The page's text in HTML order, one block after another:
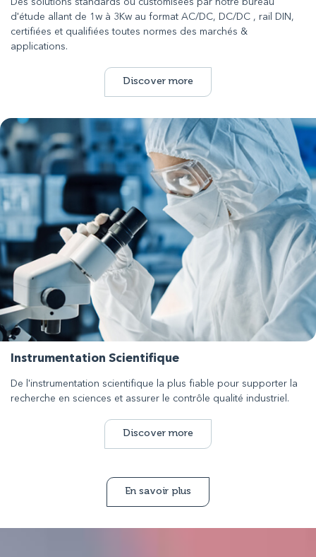
d'étude allant de 1w à 3Kw au format AC/DC, DC/DC , rail DIN,
certifiées et qualifiées toutes normes des marchés &
applications.
Discover more
Instrumentation Scientifique
De l'instrumentation scientifique la plus fiable pour supporter la
recherche en sciences et assurer le contrôle qualité industriel.
Discover more
En savoir plus